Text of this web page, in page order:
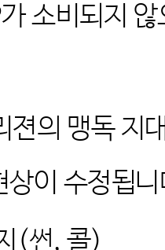
가 소비되지 않
젼의 맹독 지
상이 수정됩
(썬, 콜)